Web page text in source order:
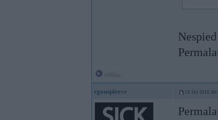
egonspleeve 13. Oct 2010,